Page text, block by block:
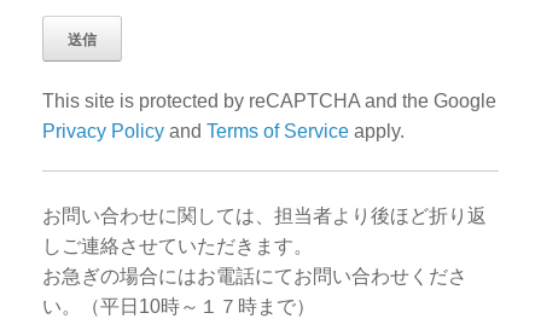
This site is protected by reCAPTCHA and the Google
Privacy Policy and Terms of Service apply.
お問い合わせに関しては、担当者より後ほど折り返
しご連絡させていただきます。
お急ぎの場合にはお電話にてお問い合わせくださ
い。（平日10時～１７時まで）